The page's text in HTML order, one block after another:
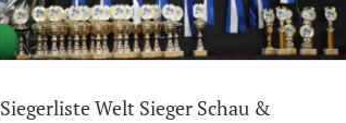
Siegerliste Welt Sieger Schau &
Hundeausstellung 2026 Hundeverband
Kynologische Ausbildung